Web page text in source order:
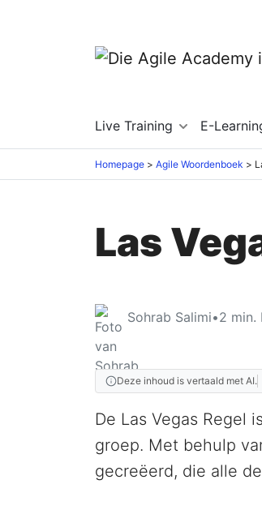
Live Training E-
Homepage Agile Woordenboek
Las
Sohrab Salimi•2 min.
Deze inhoud is vertaald met AI.
De Las Vegas Regel
groep. Met behulp
gecreëerd, die alle